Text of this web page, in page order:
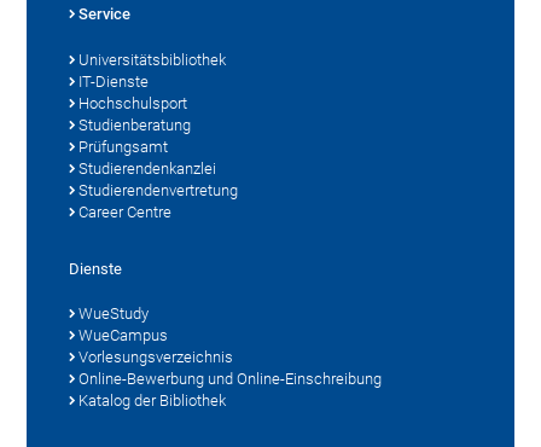
Service
Universitätsbibliothek
IT-Dienste
Hochschulsport
Studienberatung
Prüfungsamt
Studierendenkanzlei
Studierendenvertretung
Career Centre
Dienste
WueStudy
WueCampus
Vorlesungsverzeichnis
Online-Bewerbung und Online-Einschreibung
Katalog der Bibliothek